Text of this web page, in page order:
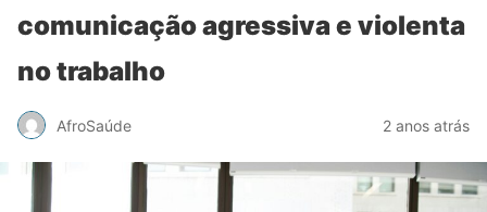
comunicação agressiva e violenta
no trabalho
AfroSaúde 2 anos atrás